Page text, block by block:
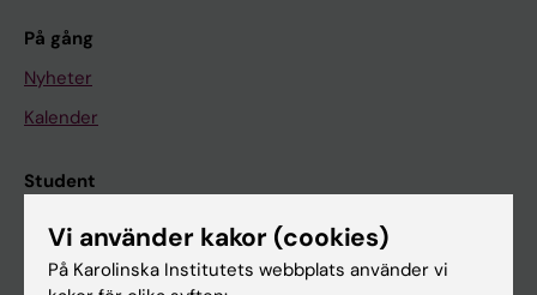
På gång
Nyheter
Kalender
Student
Ladok
Canvas
Vi använder kakor (cookies)
På Karolinska Institutets webbplats använder vi